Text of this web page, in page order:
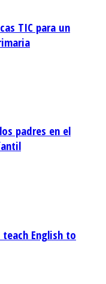
TIC para un
padres en el
English to